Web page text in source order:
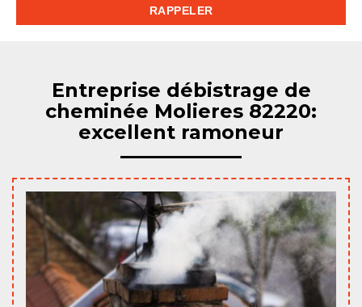
Entreprise débistrage de
cheminée Molieres 82220:
excellent ramoneur